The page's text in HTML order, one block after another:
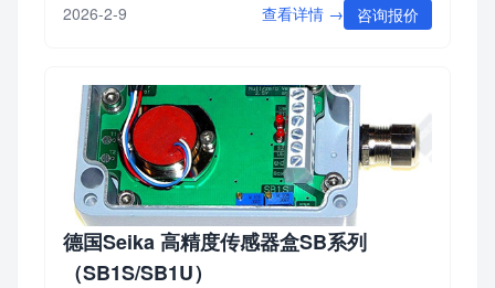
2026-2-9
查看详情 → 咨询报价
德国Seika 高精度传感器盒SB系列
（SB1S/SB1U）